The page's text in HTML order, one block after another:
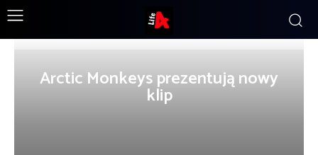
Arctic Monkeys prezentują nowy
klip